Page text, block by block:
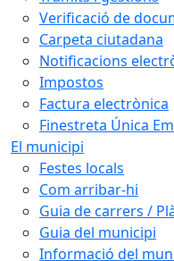
Verificació de
Carpeta ciutadana
Notificacions
Impostos
Factura electrònica
Finestreta Única
El municipi
Festes locals
Com arribar-hi
Guia de carrers /
Guia del municipi
Informació del